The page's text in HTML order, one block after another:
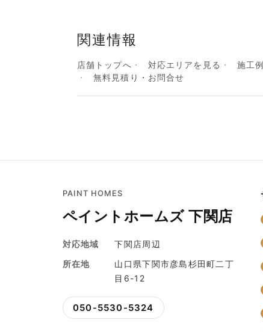
関連情報
店舗トップへ 対応エリアを見る 施工
無料見積り・お問合せ
PAINT HOMES
ペイントホームズ 下関店
対応地域
下関店周辺
所在地
山口県下関市彦島杉田町二丁
目6-12
050-5530-5324